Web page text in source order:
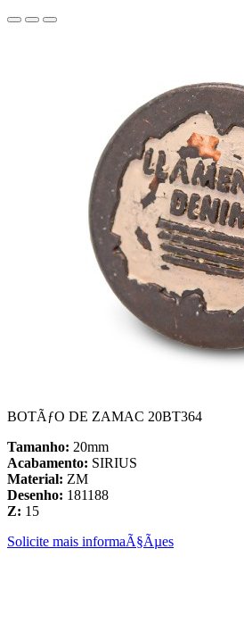
BOTÃƒO DE ZAMAC 20BT364
Tamanho: 20mm
Acabamento: SIRIUS
Material: ZM
Desenho: 181188
Z: 15
Solicite mais informaÃ§Ãµes